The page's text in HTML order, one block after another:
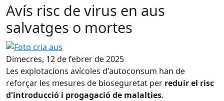
Avís risc de virus en aus
salvatges o mortes
Foto cria aus
Dimecres, 12 de febrer de 2025
Les explotacions avícoles d'autoconsum han de
reforçar les mesures de bioseguretat per reduir el risc
d'introducció i progagació de malalties.